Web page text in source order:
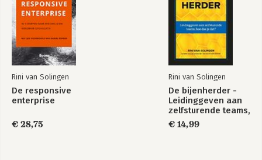
(met Jurriaan Kamer), AGILE, en Scrum
Agile werken in 60
(beide met Rob van Lanen).
Alle ballen op
impact
De bijenherder
Rini van Solingen
De responsive
enterprise
€ 28,75
Rini van Solingen
De bijenherder -
Leidinggeven aan
zelfsturende teams,
hoe doe je dat?
€ 14,99